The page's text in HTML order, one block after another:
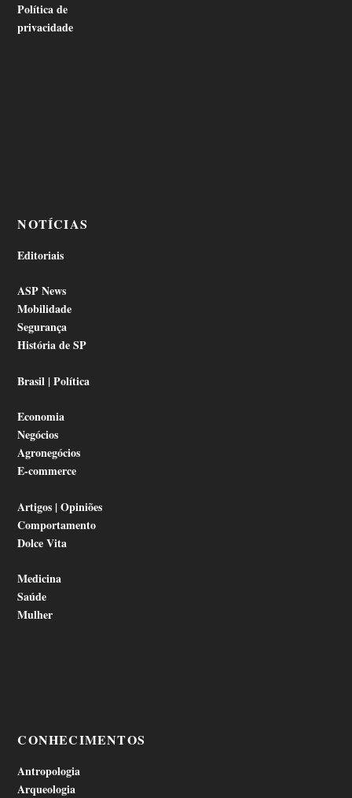
Política de
privacidade
NOTÍCIAS
Editoriais
ASP News
Mobilidade
Segurança
História de SP
Brasil | Política
Economia
Negócios
Agronegócios
E-commerce
Artigos | Opiniões
Comportamento
Dolce Vita
Medicina
Saúde
Mulher
CONHECIMENTOS
Antropologia
Arqueologia